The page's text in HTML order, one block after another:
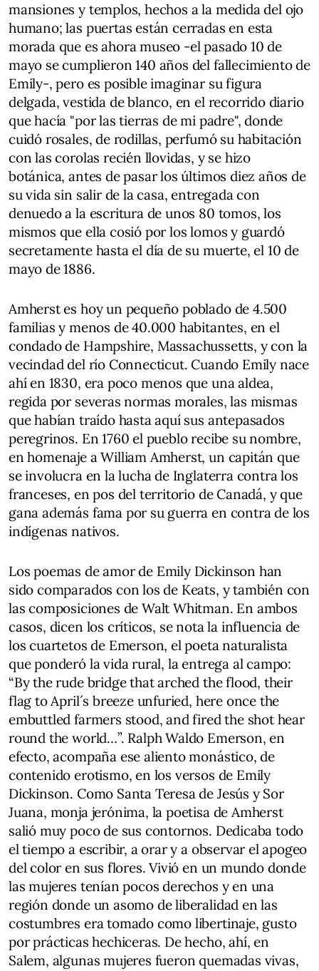
mansiones y templos, hechos a la medida del ojo
humano; las puertas están cerradas en esta
morada que es ahora museo -el pasado 10 de
mayo se cumplieron 140 años del fallecimiento de
Emily-, pero es posible imaginar su figura
delgada, vestida de blanco, en el recorrido diario
que hacía "por las tierras de mi padre", donde
cuidó rosales, de rodillas, perfumó su habitación
con las corolas recién llovidas, y se hizo
botánica, antes de pasar los últimos diez años de
su vida sin salir de la casa, entregada con
denuedo a la escritura de unos 80 tomos, los
mismos que ella cosió por los lomos y guardó
secretamente hasta el día de su muerte, el 10 de
mayo de 1886.
Amherst es hoy un pequeño poblado de 4.500
familias y menos de 40.000 habitantes, en el
condado de Hampshire, Massachussetts, y con la
vecindad del río Connecticut. Cuando Emily nace
ahí en 1830, era poco menos que una aldea,
regida por severas normas morales, las mismas
que habían traído hasta aquí sus antepasados
peregrinos. En 1760 el pueblo recibe su nombre,
en homenaje a William Amherst, un capitán que
se involucra en la lucha de Inglaterra contra los
franceses, en pos del territorio de Canadá, y que
gana además fama por su guerra en contra de los
indígenas nativos.
Los poemas de amor de Emily Dickinson han
sido comparados con los de Keats, y también con
las composiciones de Walt Whitman. En ambos
casos, dicen los críticos, se nota la influencia de
los cuartetos de Emerson, el poeta naturalista
que ponderó la vida rural, la entrega al campo:
“By the rude bridge that arched the flood, their
flag to April´s breeze unfuried, here once the
embuttled farmers stood, and fired the shot hear
round the world…”. Ralph Waldo Emerson, en
efecto, acompaña ese aliento monástico, de
contenido erotismo, en los versos de Emily
Dickinson. Como Santa Teresa de Jesús y Sor
Juana, monja jerónima, la poetisa de Amherst
salió muy poco de sus contornos. Dedicaba todo
el tiempo a escribir, a orar y a observar el apogeo
del color en sus flores. Vivió en un mundo donde
las mujeres tenían pocos derechos y en una
región donde un asomo de liberalidad en las
costumbres era tomado como libertinaje, gusto
por prácticas hechiceras. De hecho, ahí, en
Salem, algunas mujeres fueron quemadas vivas,